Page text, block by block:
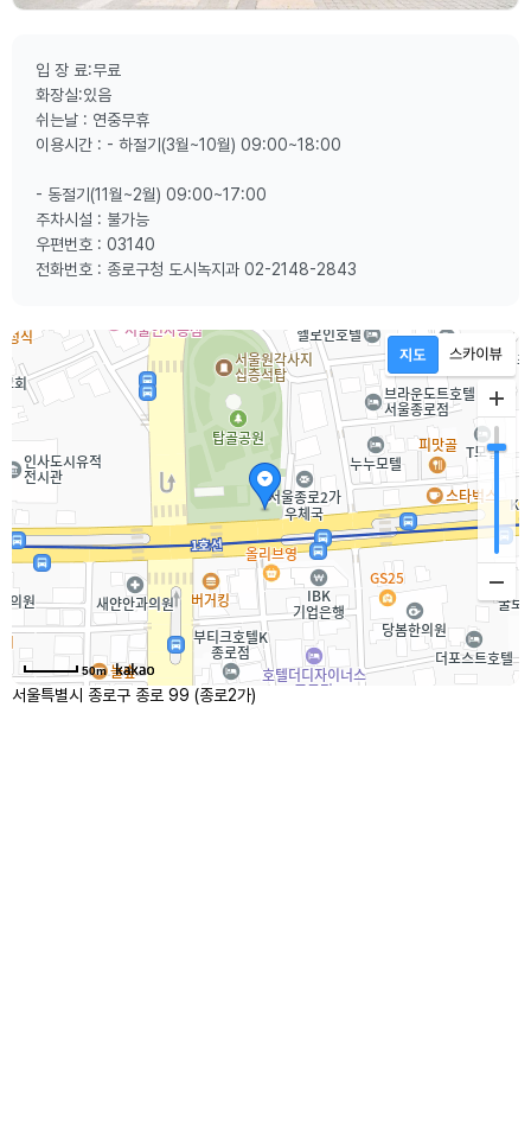
입 장 료:무료
화장실:있음
쉬는날 : 연중무휴
이용시간 : - 하절기(3월~10월) 09:00~18:00
- 동절기(11월~2월) 09:00~17:00
주차시설 : 불가능
우편번호 : 03140
전화번호 : 종로구청 도시녹지과 02-2148-2843
50m
서울특별시 종로구 종로 99 (종로2가)